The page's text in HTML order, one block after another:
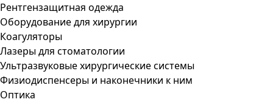
Рентгензащитная одежда
Оборудование для хирургии
Коагуляторы
Лазеры для стоматологии
Ультразвуковые хирургические системы
Физиодиспенсеры и наконечники к ним
Оптика